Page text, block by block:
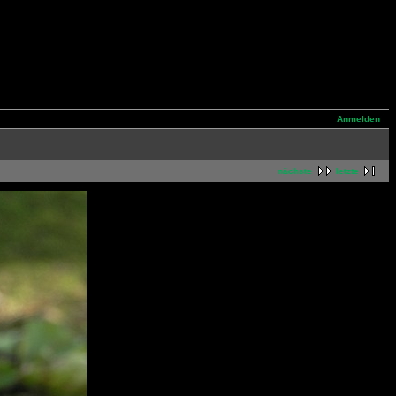
Anmelden
nächste letzte